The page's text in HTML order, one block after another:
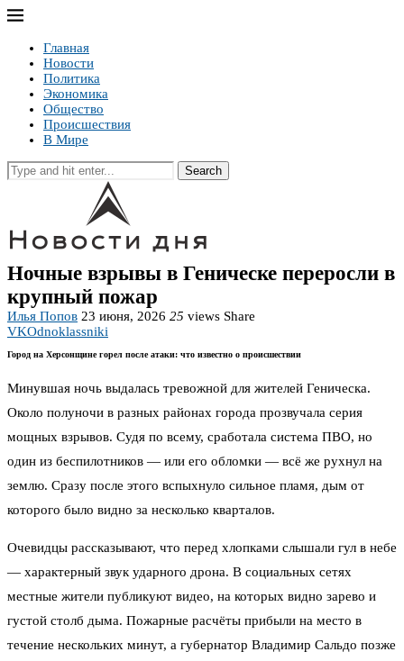
Главная
Новости
Политика
Экономика
Общество
Происшествия
В Мире
Search
Ночные взрывы в Геническе переросли в
крупный пожар
Илья Попов 23 июня, 2026 25 views Share
VKOdnoklassniki
Город на Херсонщине горел после атаки: что известно о происшествии
Минувшая ночь выдалась тревожной для жителей Геническа.
Около полуночи в разных районах города прозвучала серия
мощных взрывов. Судя по всему, сработала система ПВО, но
один из беспилотников — или его обломки — всё же рухнул на
землю. Сразу после этого вспыхнуло сильное пламя, дым от
которого было видно за несколько кварталов.
Очевидцы рассказывают, что перед хлопками слышали гул в небе
— характерный звук ударного дрона. В социальных сетях
местные жители публикуют видео, на которых видно зарево и
густой столб дыма. Пожарные расчёты прибыли на место в
течение нескольких минут, а губернатор Владимир Сальдо позже